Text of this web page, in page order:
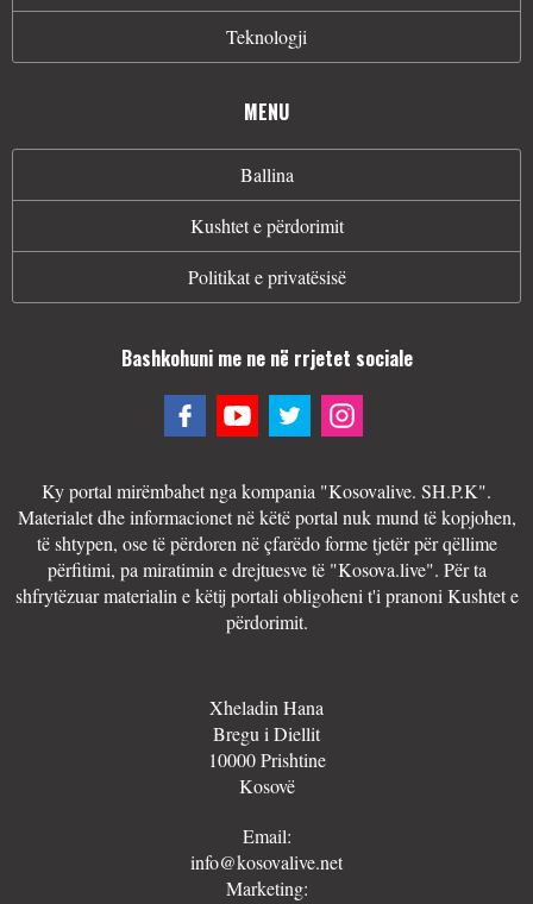
Teknologji
MENU
Ballina
Kushtet e përdorimit
Politikat e privatësisë
Bashkohuni me ne në rrjetet sociale
Ky portal mirëmbahet nga kompania "Kosovalive. SH.P.K".
Materialet dhe informacionet në këtë portal nuk mund të kopjohen,
të shtypen, ose të përdoren në çfarëdo forme tjetër për qëllime
përfitimi, pa miratimin e drejtuesve të "Kosova.live". Për ta
shfrytëzuar materialin e këtij portali obligoheni t'i pranoni Kushtet e
përdorimit.
Xheladin Hana
Bregu i Diellit
10000 Prishtine
Kosovë
Email:
info@kosovalive.net
Marketing: